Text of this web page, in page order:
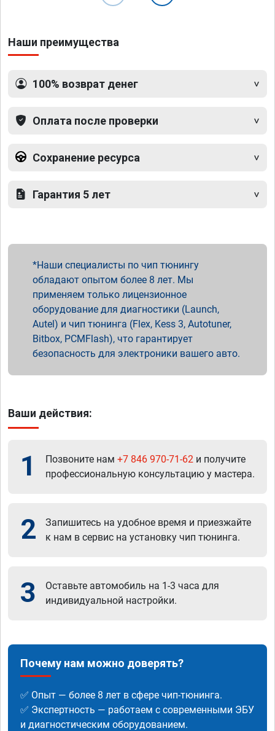
Наши преимущества
100% возврат денег
Оплата после проверки
Сохранение ресурса
Гарантия 5 лет
Наши специалисты по чип тюнингу
обладают опытом более 8 лет. Мы
применяем только лицензионное
оборудование для диагностики (Launch,
Autel) и чип тюнинга (Flex, Kess 3, Autotuner,
Bitbox, PCMFlash), что гарантирует
безопасность для электроники вашего авто.
Ваши действия:
1 Позвоните нам +7 846 970-71-62 и получите
профессиональную консультацию у мастера.
2
Запишитесь на удобное время и приезжайте
к нам в сервис на установку чип тюнинга.
3
Оставьте автомобиль на 1-3 часа для
индивидуальной настройки.
Почему нам можно доверять?
✅ Опыт — более 8 лет в сфере чип-тюнинга.
✅ Экспертность — работаем с современными ЭБУ
и диагностическим оборудованием.